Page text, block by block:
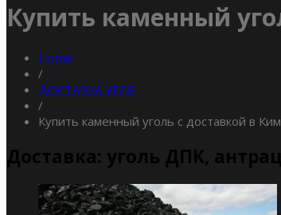
Купить каменный
Home
/
ДОСТАВКА УГЛЯ
/
Купить каменный уголь с доставкой в
Доставка: уголь ДПК,